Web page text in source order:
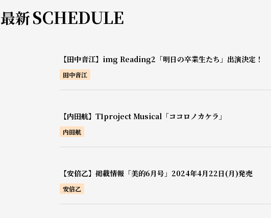
最新SCHEDULE
【田中音江】img Reading2「明日の卒業生たち」出演決定！
田中音江
【内田航】T1project Musical「ココロノカケラ」
内田航
【安倍乙】掲載情報「美的6月号」2024年4月22日(月)発売
安倍乙